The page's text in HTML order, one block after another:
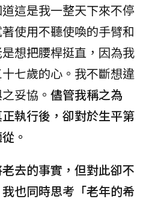
這是我一整天下來不停
使用不聽使喚的手臂和
想把腰桿挺直，因為我
七歲的心。我不斷想違
妥協。 儘管我稱之為
正執行後，卻對於生平第
。
去的事實，但對此卻不
也同時思考「老年的希